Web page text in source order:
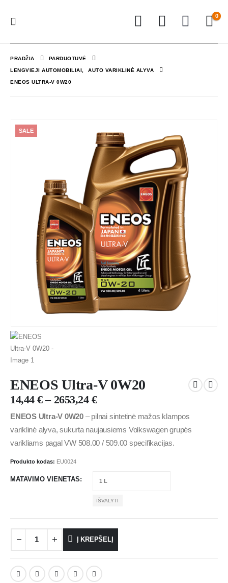
0
PRADŽIA PARDUOTUVĖ
LENGVIEJI AUTOMOBILIAI AUTO VARIKLINĖ ALYVA
ENEOS ULTRA-V 0W20
SALE
ENEOS Ultra-V 0W20
14,44€ – 2653,24€
ENEOS Ultra-V 0W20 – pilnai sintetinė mažos klampos
variklinė alyva, sukurta naujausiems Volkswagen grupės
varikliams pagal VW 508.00 / 509.00 specifikacijas.
Produkto kodas: EU0024
MATAVIMO VIENETAS
IŠVALYTI
Į KREPŠELĮ